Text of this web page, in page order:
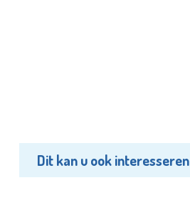
Dit kan u ook interesseren